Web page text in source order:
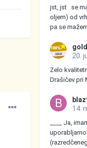
jst, jst se
oljem) od
pa se
gold
20.
Zelo
Drašičev
14.
____ Ja,